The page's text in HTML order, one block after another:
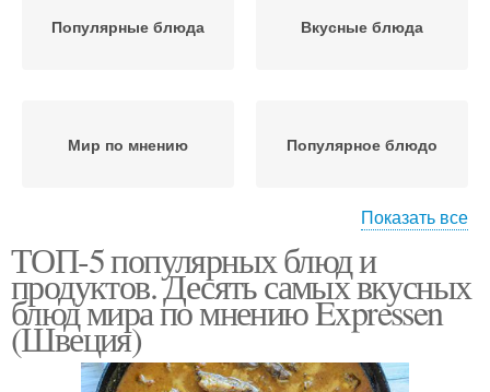
Популярные блюда Вкусные блюда
Мир по мнению Популярное блюдо
Блюда в ресторанах Мясные блюда
Блюдо в россии Национальные блюда
Показать все
ТОП-5 популярных блюд и
продуктов. Десять самых вкусных
блюд мира по мнению Expressen
(Швеция)